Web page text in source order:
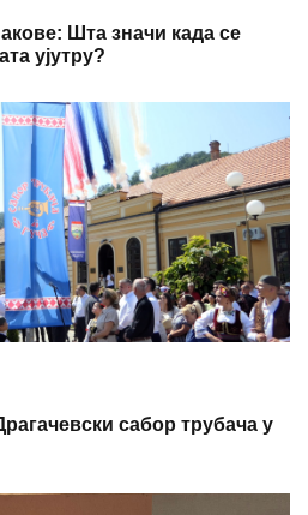
Шта значи када се
ујутру?
сабор трубача у